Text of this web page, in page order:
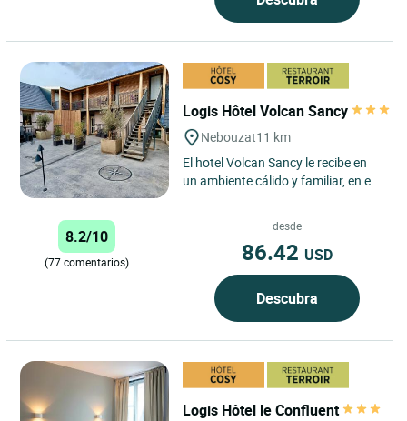
Logis Hôtel Volcan Sancy
Nebouzat11 km
El hotel Volcan Sancy le recibe en
un ambiente cálido y familiar, en el
8.2/10
(77 comentarios)
desde
86.42 USD
Descubra
Logis Hôtel le Confluent